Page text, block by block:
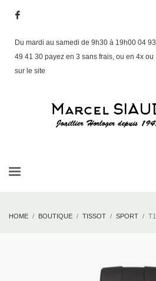
Du mardi au samedi de 9h30 à 19h00 04
49 41 30 payez en 3 sans frais, ou en 4x
sur le site
HOME BOUTIQUE TISSOT SPORT